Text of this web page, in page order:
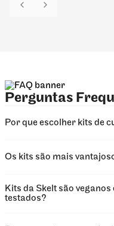
Perguntas
Por que escolher kits de
Os kits são mais
Kits da Skelt são
testados?